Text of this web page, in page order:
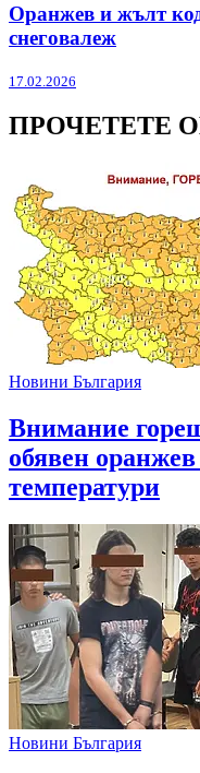
Оранжев и жълт
снеговалеж
17.02.2026
ПРОЧЕТЕТЕ
Новини България
Внимание
обявен
температури
Новини България